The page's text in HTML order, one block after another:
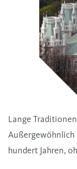
Lange Traditionen
Außergewöhnlich
hundert Jahren,